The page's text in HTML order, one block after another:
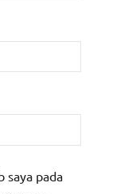
saya pada